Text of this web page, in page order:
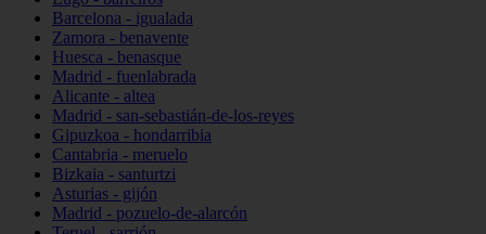
Barcelona - igualada
Zamora - benavente
Huesca - benasque
Madrid - fuenlabrada
Alicante - altea
Madrid - san-sebastián-de-los-reyes
Gipuzkoa - hondarribia
Cantabria - meruelo
Bizkaia - santurtzi
Asturias - gijón
Madrid - pozuelo-de-alarcón